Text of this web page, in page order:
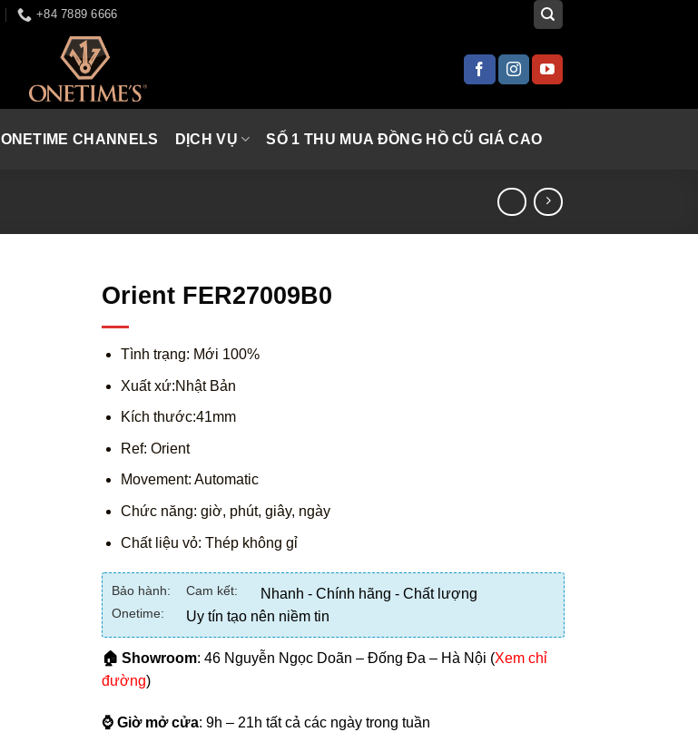
+84 7889 6666
ONETIME CHANNELS DỊCH VỤ SỐ 1 THU MUA ĐỒNG HỒ CŨ GIÁ CAO
Orient FER27009B0
Tình trạng: Mới 100%
Xuất xứ:Nhật Bản
Kích thước:41mm
Ref: Orient
Movement: Automatic
Chức năng: giờ, phút, giây, ngày
Chất liệu vỏ: Thép không gỉ
Bảo hành: Cam kết: Nhanh - Chính hãng - Chất lượng
Onetime: Uy tín tạo nên niềm tin
🏠 Showroom: 46 Nguyễn Ngọc Doãn – Đống Đa – Hà Nội (Xem chỉ
đường)
⌚ Giờ mở cửa: 9h – 21h tất cả các ngày trong tuần